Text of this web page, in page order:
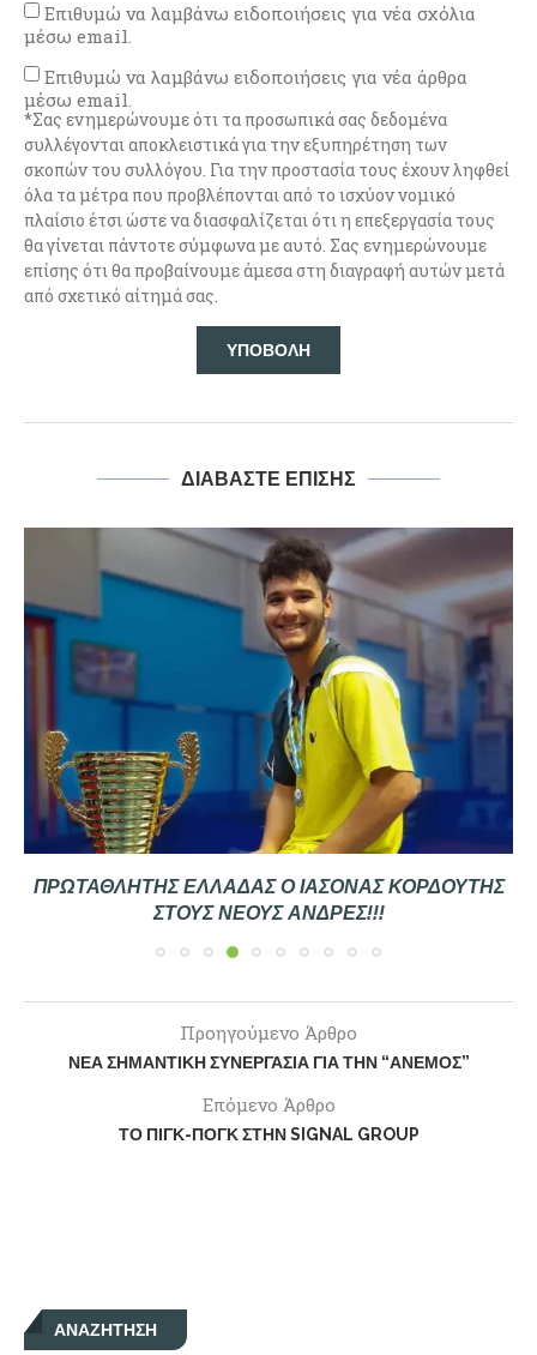
Επιθυμώ να λαμβάνω ειδοποιήσεις για νέα σχόλια
μέσω email.
Επιθυμώ να λαμβάνω ειδοποιήσεις για νέα άρθρα
μέσω email.
*Σας ενημερώνουμε ότι τα προσωπικά σας δεδομένα
συλλέγονται αποκλειστικά για την εξυπηρέτηση των
σκοπών του συλλόγου. Για την προστασία τους έχουν ληφθεί
όλα τα μέτρα που προβλέπονται από το ισχύον νομικό
πλαίσιο έτσι ώστε να διασφαλίζεται ότι η επεξεργασία τους
θα γίνεται πάντοτε σύμφωνα με αυτό. Σας ενημερώνουμε
επίσης ότι θα προβαίνουμε άμεσα στη διαγραφή αυτών μετά
από σχετικό αίτημά σας.
ΔΙΑΒΑΣΤΕ ΕΠΙΣΗΣ
ΠΡΩΤΑΘΛΗΤΉΣ ΕΛΛΆΔΑΣ Ο ΙΑΣΟΝΑΣ ΚΟΡΔΟΥΤΗΣ
ΣΤΟΥΣ ΝΈΟΥΣ ΑΝΔΡΕΣ!!!
Προηγούμενο Άρθρο
ΝΈΑ ΣΗΜΑΝΤΙΚΉ ΣΥΝΕΡΓΑΣΊΑ ΓΙΑ ΤΗΝ “ΑΝΕΜΟΣ”
Επόμενο Άρθρο
ΤΟ ΠΙΓΚ-ΠΟΓΚ ΣΤΗΝ SIGNAL GROUP
ΑΝΑΖΉΤΗΣΗ